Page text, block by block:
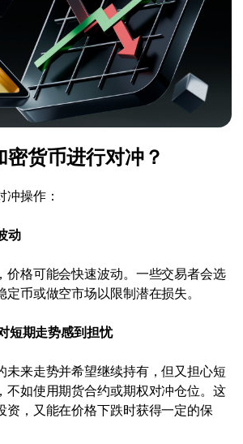
货币进行对冲？
冲操作：
动
价格可能会快速波动。一些交易者会选
币或做空市场以限制潜在损失。
短期走势感到担忧
未来走势并希望继续持有，但又担心短
不如使用期货合约或期权对冲仓位。这
资，又能在价格下跌时获得一定的保